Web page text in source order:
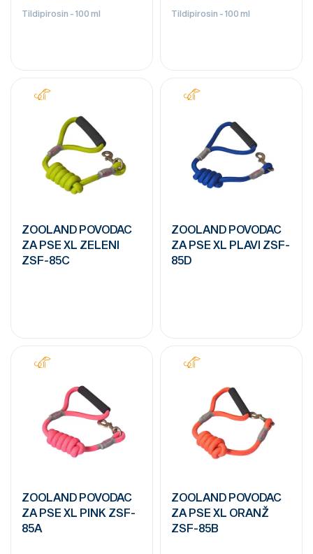
Tildipirosin - 100 ml Tildipirosin - 100 ml
ZOOLAND POVODAC
ZA PSE XL ZELENI
ZSF-85C
ZOOLAND POVODAC
ZA PSE XL PLAVI ZSF-
85D
ZOOLAND POVODAC
ZA PSE XL PINK ZSF-
85A
ZOOLAND POVODAC
ZA PSE XL ORANŽ
ZSF-85B